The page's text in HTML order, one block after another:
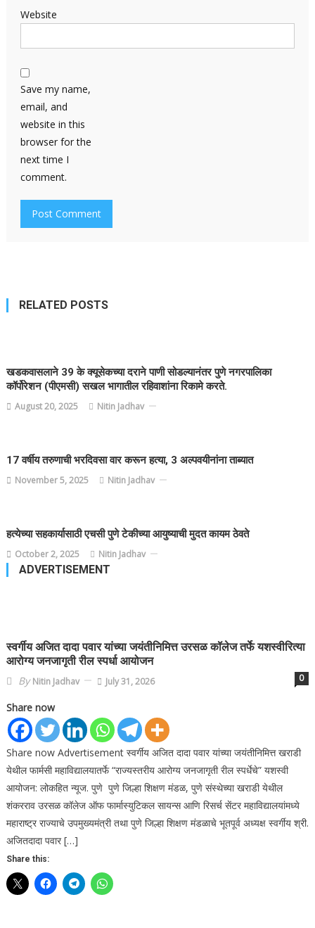
Website
Save my name,
email, and
website in this
browser for the
next time I
comment.
RELATED POSTS
खडकवासलाने 39 के क्यूसेकच्या दराने पाणी सोडल्यानंतर पुणे नगरपालिका
कॉर्पोरेशन (पीएमसी) सखल भागातील रहिवाशांना रिकामे करते.
August 20, 2025 Nitin Jadhav
17 वर्षीय तरुणाची भरदिवसा वार करून हत्या, 3 अल्पवयीनांना ताब्यात
November 5, 2025 Nitin Jadhav
हत्येच्या सहकार्यासाठी एचसी पुणे टेकीच्या आयुष्याची मुदत कायम ठेवते
October 2, 2025 Nitin Jadhav
ADVERTISEMENT
स्वर्गीय अजित दादा पवार यांच्या जयंतीनिमित्त उरसळ कॉलेज तर्फे यशस्वीरित्या
आरोग्य जनजागृती रील स्पर्धा आयोजन
ByNitin Jadhav July 31, 2026 0
Share now
Share now Advertisement स्वर्गीय अजित दादा पवार यांच्या जयंतीनिमित्त खराडी
येथील फार्मसी महाविद्यालयातर्फे “राज्यस्तरीय आरोग्य जनजागृती रील स्पर्धेचे” यशस्वी
आयोजन: लोकहित न्यूज. पुणे पुणे जिल्हा शिक्षण मंडळ, पुणे संस्थेच्या खराडी येथील
शंकरराव उरसळ कॉलेज ऑफ फार्मास्युटिकल सायन्स आणि रिसर्च सेंटर महाविद्यालयांमध्ये
महाराष्ट्र राज्याचे उपमुख्यमंत्री तथा पुणे जिल्हा शिक्षण मंडळाचे भूतपूर्व अध्यक्ष स्वर्गीय श्री.
अजितदादा पवार […]
Share this: